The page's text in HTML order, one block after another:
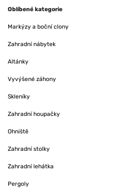
Oblíbené kategorie
Markýzy a boční clony
Zahradní nábytek
Altánky
Vyvýšené záhony
Skleníky
Zahradní houpačky
Ohniště
Zahradní stolky
Zahradní lehátka
Pergoly